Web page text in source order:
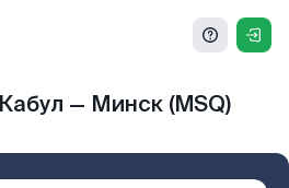
— Минск (MSQ)